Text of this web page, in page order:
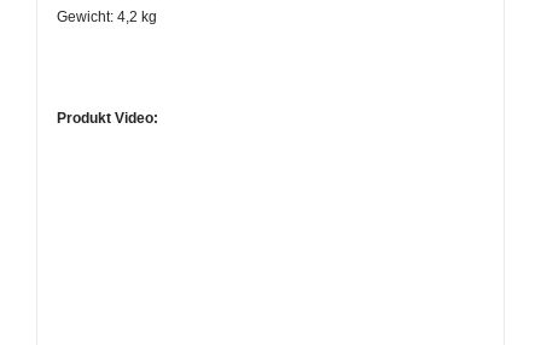
Gewicht: 4,2 kg
Produkt Video: